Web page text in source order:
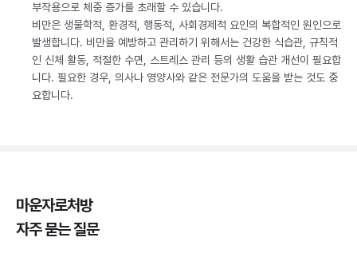
부작용으로 체중 증가를 초래할 수 있습니다.
비만은 생물학적, 환경적, 행동적, 사회경제적 요인의 복합적인 원인으로
발생합니다. 비만을 예방하고 관리하기 위해서는 건강한 식습관, 규칙적
인 신체 활동, 적절한 수면, 스트레스 관리 등의 생활 습관 개선이 필요합
니다. 필요한 경우, 의사나 영양사와 같은 전문가의 도움을 받는 것도 중
요합니다.
마운자로처방
자주 묻는 질문